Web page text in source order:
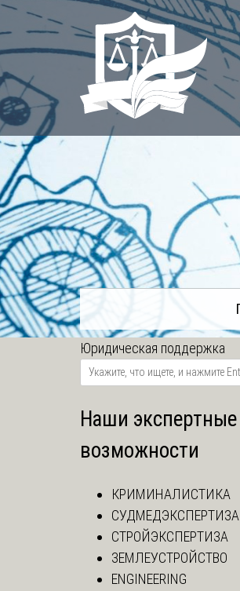
Skip
to
content
Юридическая поддержка
Наши экспертные
возможности
КРИМИНАЛИСТИКА
СУДМЕДЭКСПЕРТИЗА
СТРОЙЭКСПЕРТИЗА
ЗЕМЛЕУСТРОЙСТВО
ENGINEERING